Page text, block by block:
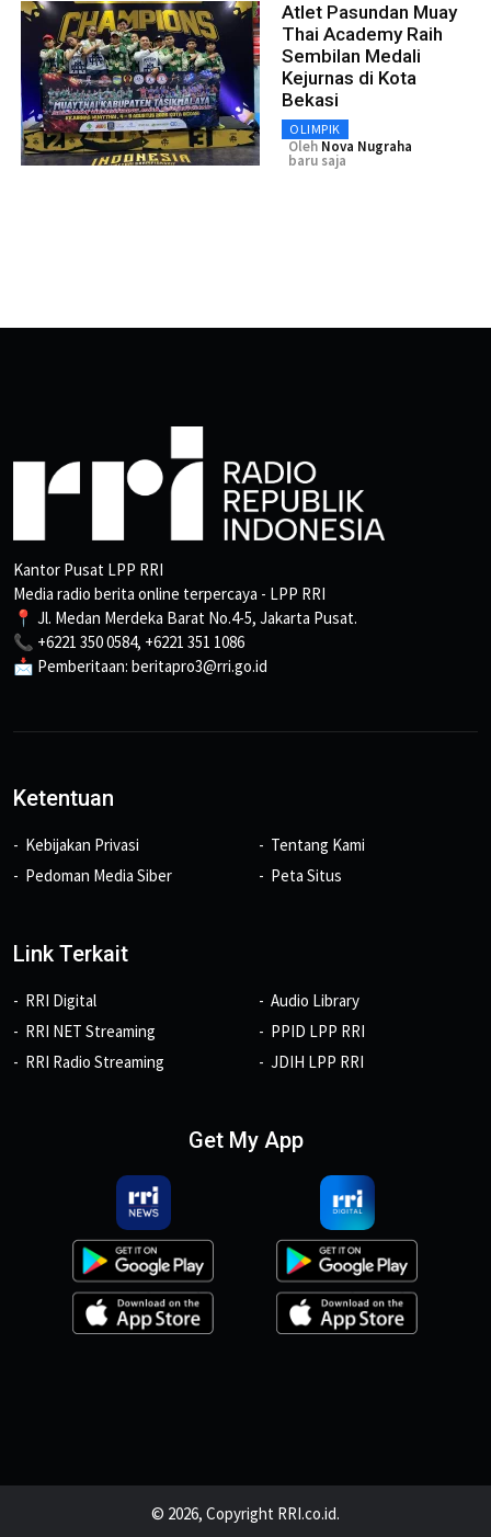
Atlet Pasundan Muay
Thai Academy Raih
Sembilan Medali
Kejurnas di Kota
Bekasi
OLIMPIK
Oleh Nova Nugraha
baru saja
Kantor Pusat LPP RRI
Media radio berita online terpercaya - LPP RRI
📍 Jl. Medan Merdeka Barat No.4-5, Jakarta Pusat.
📞 +6221 350 0584, +6221 351 1086
📩 Pemberitaan: beritapro3@rri.go.id
Ketentuan
Kebijakan Privasi
Pedoman Media Siber
Tentang Kami
Peta Situs
Link Terkait
RRI Digital
RRI NET Streaming
RRI Radio Streaming
Audio Library
PPID LPP RRI
JDIH LPP RRI
Get My App
© 2026, Copyright RRI.co.id.